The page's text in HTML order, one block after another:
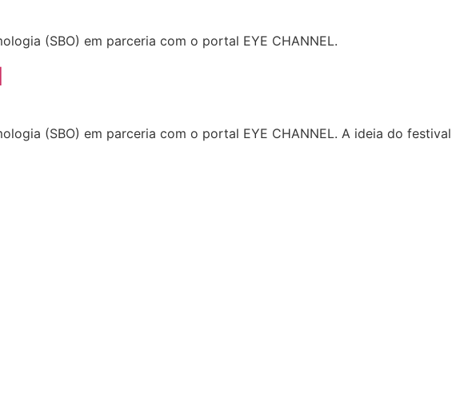
(SBO) em parceria com o portal EYE CHANNEL.
(SBO) em parceria com o portal EYE CHANNEL. A ideia do festival